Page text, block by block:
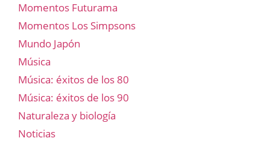
Momentos Futurama
Momentos Los Simpsons
Mundo Japón
Música
Música: éxitos de los 80
Música: éxitos de los 90
Naturaleza y biología
Noticias